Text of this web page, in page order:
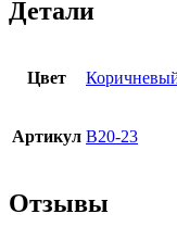
Детали
Цвет
Артикул B20-23
Отзывы